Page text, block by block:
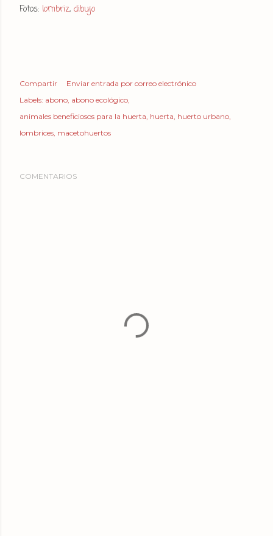
Fotos: lombriz, dibujo
Compartir
Enviar entrada por correo electrónico
Labels: abono abono ecológico
animales beneficiosos para la huerta huerta huerto urbano
lombrices macetohuertos
COMENTARIOS